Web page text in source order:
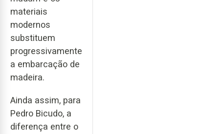
materiais
modernos
substituem
progressivamente
a embarcação de
madeira.
Ainda assim, para
Pedro Bicudo, a
diferença entre o